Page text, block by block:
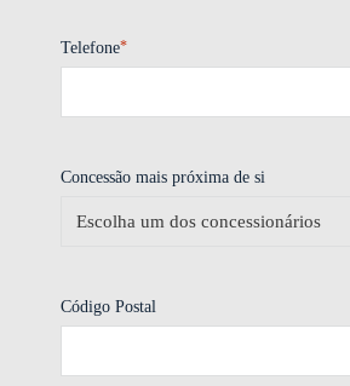
Telefone*
Concessão mais próxima de si
Código Postal